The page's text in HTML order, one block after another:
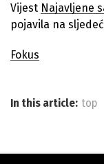
Vijest Najavljene
pojavila na
Fokus
In this article: top